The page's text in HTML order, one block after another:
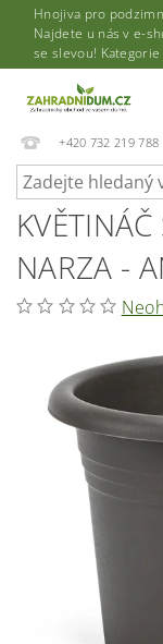
Hnojiva pro
Najdete u nás v e-
se slevou! Kategorie
+420 732 219 788
NARZA -